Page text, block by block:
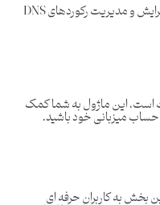
سی پنل شامل ویرایشگر Zone برای ایجاد، ویرایش و مدیریت رکوردهای DNS
این ماژول به شما کمک
میزبانی خود باشید.
بخش به کاربران حرفه ای